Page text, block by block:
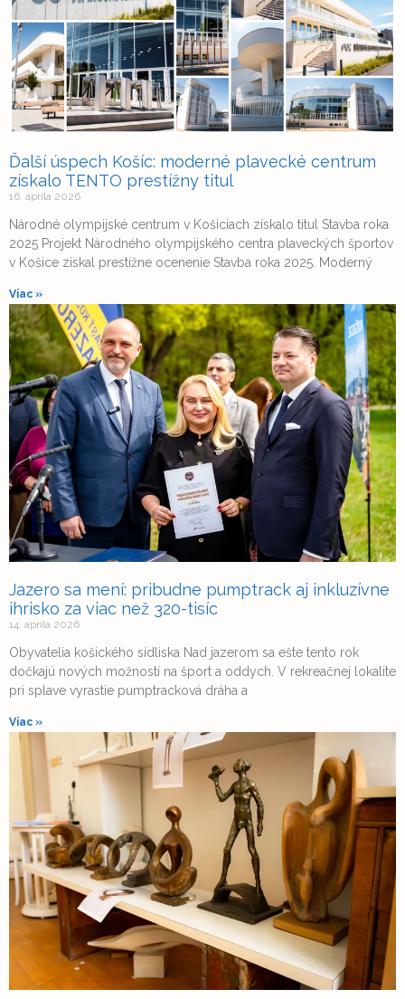
Ďalší úspech Košíc: moderné plavecké centrum
získalo TENTO prestížny titul
16. apríla 2026
Národné olympijské centrum v Košiciach získalo titul Stavba roka
2025 Projekt Národného olympijského centra plaveckých športov
v Košice získal prestížne ocenenie Stavba roka 2025. Moderný
Viac »
Jazero sa mení: pribudne pumptrack aj inkluzívne
ihrisko za viac než 320-tisíc
14. apríla 2026
Obyvatelia košického sídliska Nad jazerom sa ešte tento rok
dočkajú nových možností na šport a oddych. V rekreačnej lokalite
pri splave vyrastie pumptracková dráha a
Viac »